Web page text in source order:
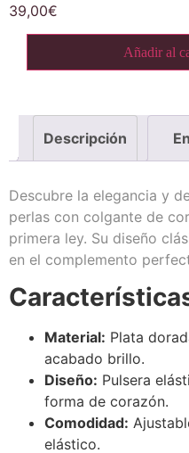
39,00€
Añadir al
Descripción
Descubre la elegancia y
perlas con colgante de
primera ley. Su diseño
en el complemento
Material: Plata
acabado brillo.
Diseño: Pulsera
forma de corazón.
Comodidad:
elástico.